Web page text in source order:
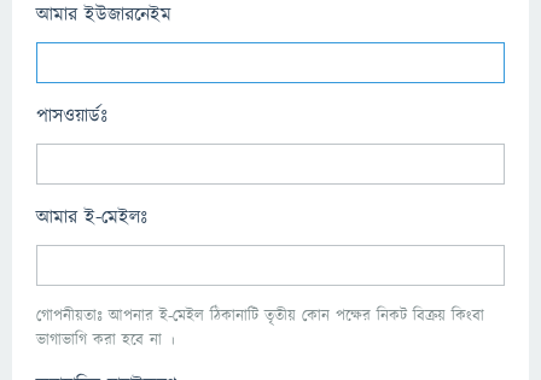
আমার ইউজারনেইম
পাসওয়ার্ডঃ
আমার ই-মেইলঃ
গোপনীয়তাঃ আপনার ই-মেইল ঠিকানাটি তৃতীয় কোন পক্ষের নিকট বিক্রয় কিংবা
ভাগাভাগি করা হবে না ।